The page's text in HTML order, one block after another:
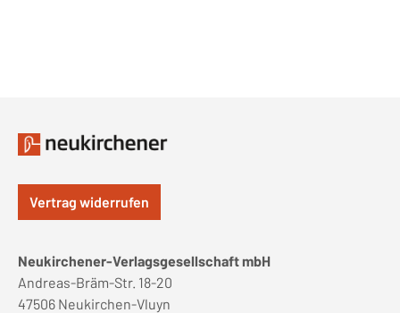
Vertrag widerrufen
Neukirchener-Verlagsgesellschaft mbH
Andreas-Bräm-Str. 18-20
47506 Neukirchen-Vluyn